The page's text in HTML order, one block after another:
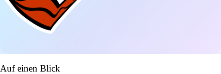
Auf einen Blick